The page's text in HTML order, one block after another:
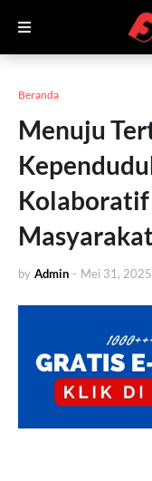
Beranda
Menuju
by Admin - Mei 31, 2025